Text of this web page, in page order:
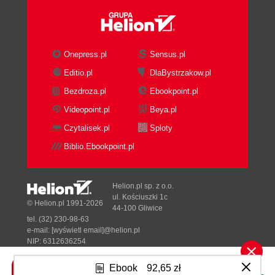
Finding the patch
Applying the patch
Reconfigure the kernel
7. Customizing a Kernel
Using a Distribution Kernel
Where Is the Kernel Configuration?
Finding Which Module Is Needed
network driver
Example: a USB device
Summary of device discovery
Let the kernel tell us what we
need
Determining the Correct Module From
Scratch
PCI devices
USB devices
Ebook 92,65 zł
Onepress.pl
Sensus.pl
Editio.pl
DlaBystrzakow.pl
Bezdroza.pl
Ebookpoint.pl
Videopoint.pl
Beya.pl
Czytalisek.pl
Sploty
Biblio.Ebookpoint.pl
Tonik.pl
© Helion.pl 1991-2026
Helion.pl sp. z o.o.
ul. Kościuszki 1c
44-100 Gliwice
tel. (32) 230-98-63
e-mail: [wyświetl email]@helion.pl
NIP: 6312636254